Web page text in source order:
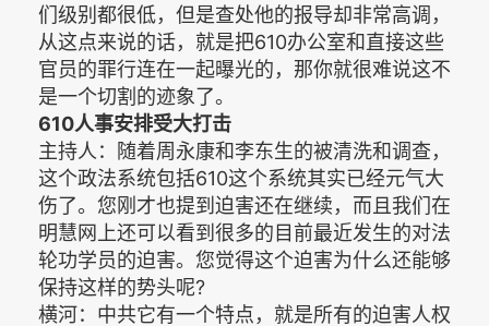
们级别都很低，但是查处他的报导却非常高调，
从这点来说的话，就是把610办公室和直接这些
官员的罪行连在一起曝光的，那你就很难说这不
是一个切割的迹象了。
610人事安排受大打击
主持人：随着周永康和李东生的被清洗和调查，
这个政法系统包括610这个系统其实已经元气大
伤了。您刚才也提到迫害还在继续，而且我们在
明慧网上还可以看到很多的目前最近发生的对法
轮功学员的迫害。您觉得这个迫害为什么还能够
保持这样的势头呢?
横河：中共它有一个特点，就是所有的迫害人权